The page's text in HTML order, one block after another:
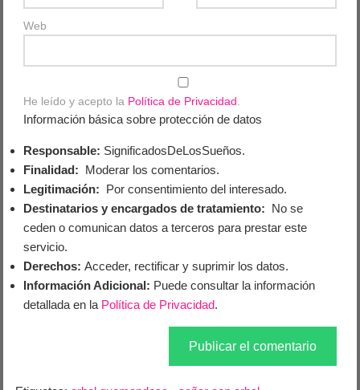
Web
He leído y acepto la Política de Privacidad.
Información básica sobre protección de datos
Responsable: SignificadosDeLosSueños.
Finalidad: Moderar los comentarios.
Legitimación: Por consentimiento del interesado.
Destinatarios y encargados de tratamiento: No se
ceden o comunican datos a terceros para prestar este
servicio.
Derechos: Acceder, rectificar y suprimir los datos.
Información Adicional: Puede consultar la información
detallada en la Política de Privacidad.